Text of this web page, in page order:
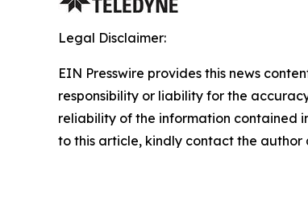
Legal Disclaimer:
EIN Presswire provides this news
responsibility or liability for the
reliability of the information contained
to this article, kindly contact the author